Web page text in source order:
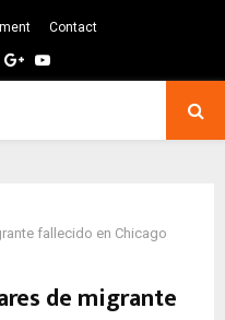
Contact
GoogleYoutube
fallecido en Chicago
de migrante